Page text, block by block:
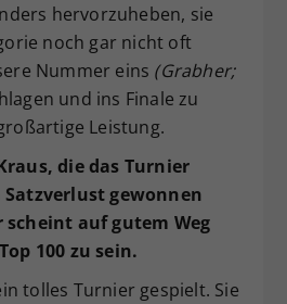
hervorzuheben, sie
noch gar nicht oft
Nummer eins (Grabher;
und ins Finale zu
Leistung.
die das Turnier
gewonnen
scheint auf gutem Weg
100 zu sein.
tolles Turnier gespielt. Sie